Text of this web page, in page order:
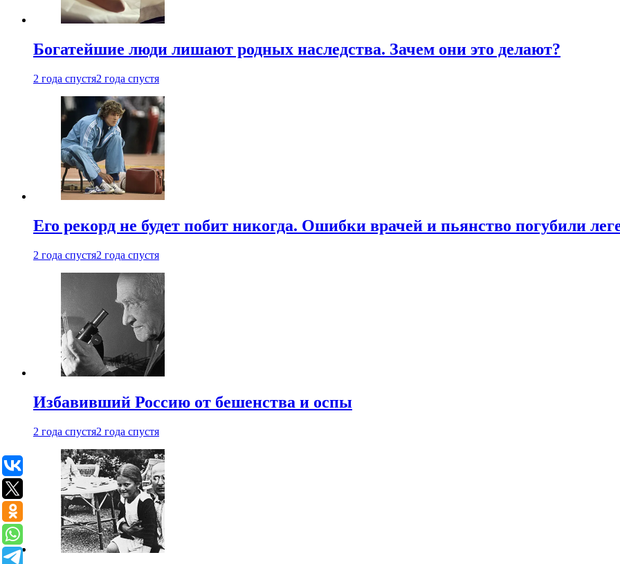
Богатейшие люди лишают родных наследства. Зачем они это делают?
2 года спустя2 года спустя
Его рекорд не будет побит никогда. Ошибки врачей и пьянство погубили
2 года спустя2 года спустя
Избавивший Россию от бешенства и оспы
2 года спустя2 года спустя